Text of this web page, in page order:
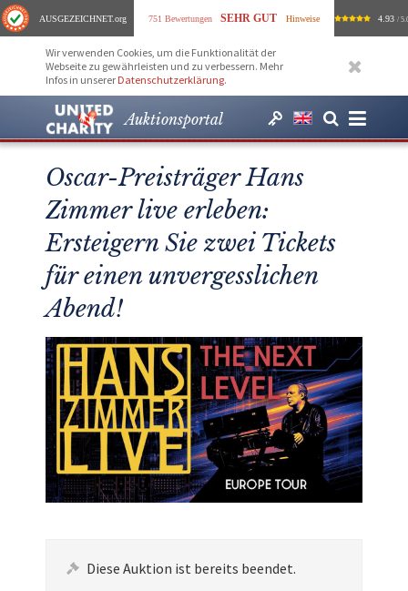
AUSGEZEICHNET.org 751 Bewertungen SEHR GUT Hinweise 4.93 /
Wir verwenden Cookies, um die Funktionalität der
Webseite zu gewährleisten und zu verbessern. Mehr
Infos in unserer Datenschutzerklärung.
Auktionsportal
Oscar-Preisträger Hans
Zimmer live erleben:
Ersteigern Sie zwei Tickets
für einen unvergesslichen
Abend!
Diese Auktion ist bereits beendet.